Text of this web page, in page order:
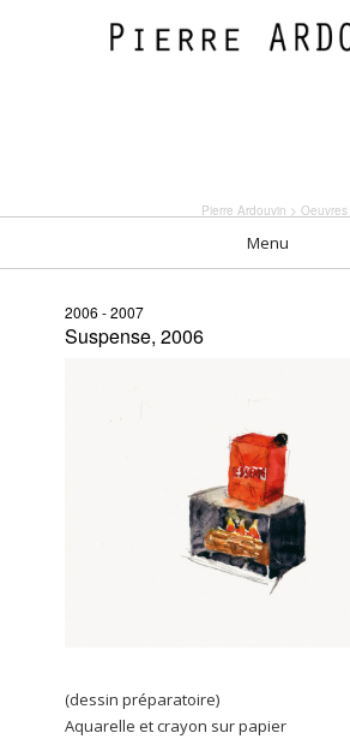
Pierre Ardouvin > Oeuvres
Menu
2006 - 2007
Suspense, 2006
(dessin préparatoire)
Aquarelle et crayon sur papier